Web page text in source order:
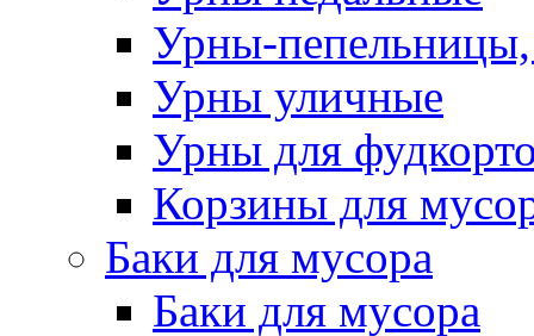
Урны-
Урны уличные
Урны для
Корзины для
Баки для мусора
Баки для мусора